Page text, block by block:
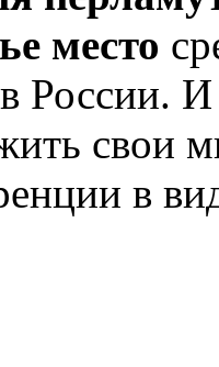
место
России.
свои
в